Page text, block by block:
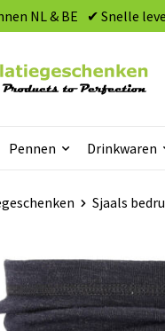
NL & BE ✔ Snelle
Pennen Drinkwaren
Sjaals